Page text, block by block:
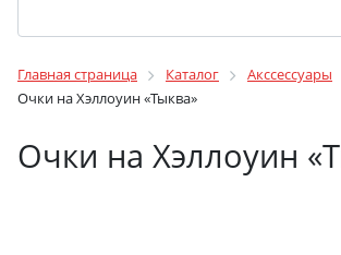
Главная страница Каталог
Акссессуары
Очки на Хэллоуин «Тыква»
Очки на Хэллоуин